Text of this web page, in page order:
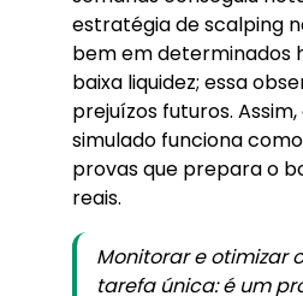
estratégia de scalping
bem em determinados
baixa liquidez; essa
prejuízos futuros.
simulado funciona
provas que prepara o
reais.
Monitorar e otimizar
tarefa única: é um